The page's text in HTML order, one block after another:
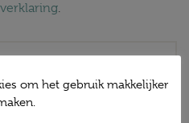
.
om het gebruik makkelijker